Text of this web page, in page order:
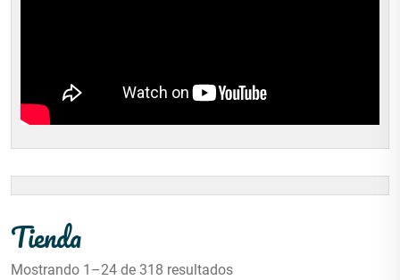
Tienda
Mostrando 1–24 de 318 resultados